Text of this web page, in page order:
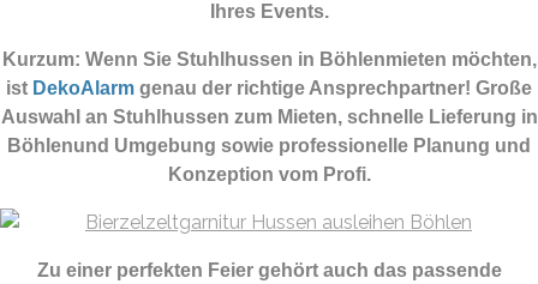
Ihres Events.
Kurzum: Wenn Sie Stuhlhussen in Böhlenmieten möchten,
ist DekoAlarm genau der richtige Ansprechpartner! Große
Auswahl an Stuhlhussen zum Mieten, schnelle Lieferung in
Böhlenund Umgebung sowie professionelle Planung und
Konzeption vom Profi.
Zu einer perfekten Feier gehört auch das passende